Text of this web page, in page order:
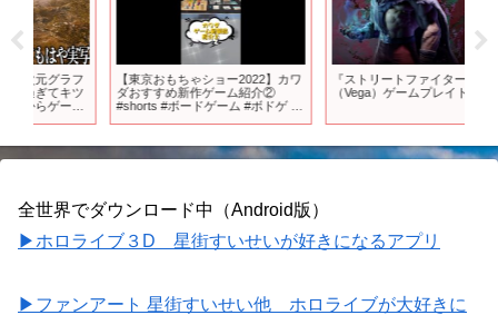
【東京おもちゃショー2022】カワ
ダおすすめ新作ゲーム紹介②
#shorts #ボードゲーム #ボドゲ #
『ストリートファイター6』ベガ
（Vega）ゲームプレイトレーラー
全世界でダウンロード中（Android版）
▶ホロライブ３D 星街すいせいが好きになるアプリ
▶ファンアート 星街すいせい他 ホロライブが大好きに